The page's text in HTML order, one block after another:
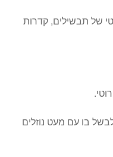
של תבשילים, קדרות
בו עם מעט נוזלים